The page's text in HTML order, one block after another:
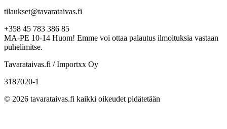
tilaukset@tavarataivas.fi
+358 45 783 386 85
MA-PE 10-14 Huom! Emme voi ottaa palautus ilmoituksia vastaan
puhelimitse.
Tavarataivas.fi / Importxx Oy
3187020-1
© 2026 tavarataivas.fi kaikki oikeudet pidätetään